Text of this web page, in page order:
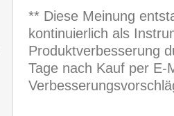
** Diese Meinung
kontinuierlich als
Produktverbesserung
Tage nach Kauf per E-